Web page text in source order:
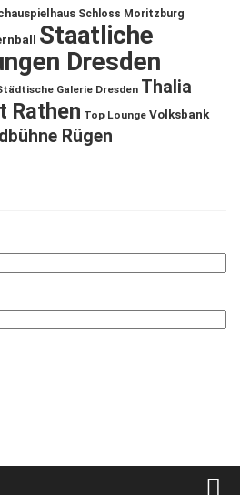
Schloss Moritzburg
Staatliche
Dresden
Galerie Dresden Thalia
Rathen Top Lounge Volksbank
Rügen